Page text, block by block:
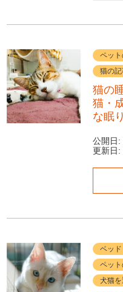
ペット
猫の記
猫の
猫・
な眠
公開日:
更新日:
ベッ
ペット
犬猫を